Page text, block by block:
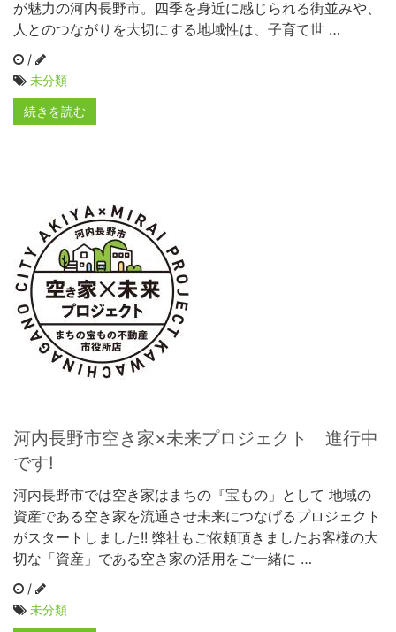
が魅力の河内長野市。四季を身近に感じられる街並みや、
人とのつながりを大切にする地域性は、子育て世 …
/
未分類
続きを読む
河内長野市空き家×未来プロジェクト 進行中
です!
河内長野市では空き家はまちの『宝もの」として 地域の
資産である空き家を流通させ未来につなげるプロジェクト
がスタートしました!! 弊社もご依頼頂きましたお客様の大
切な「資産」である空き家の活用をご一緒に …
/
未分類